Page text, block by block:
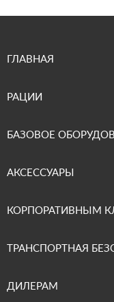
ГЛАВНАЯ
РАЦИИ
БАЗОВОЕ
АКСЕССУАРЫ
КОРПОРАТИВНЫМ
ТРАНСПОРТНАЯ
ДИЛЕРАМ